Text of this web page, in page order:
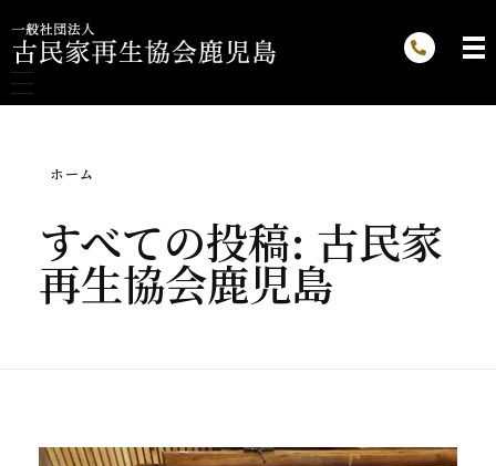
協会概要
最新情報
古材情報
ホーム
すべての投稿: 古民家
再生協会鹿児島